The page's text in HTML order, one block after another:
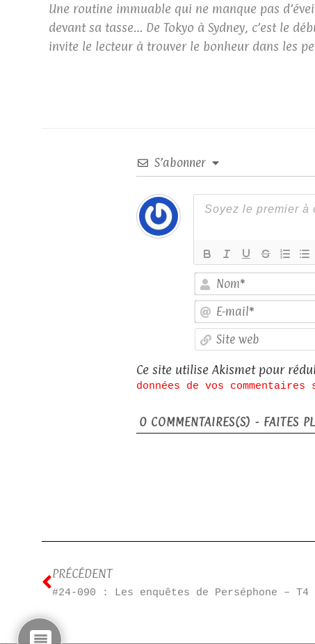
Une routine immuable qui ne manque pas
devant sa tasse… De Tokyo à Sydney, c’est le
invite le lecteur à trouver le bonheur dans les
S’abonner
Ce site utilise Akismet pour
données de vos
0 COMMENTAIRES(S) - FAITES
PRÉCÉDENT
#24-090 : Les enquêtes de Perséphone – T4